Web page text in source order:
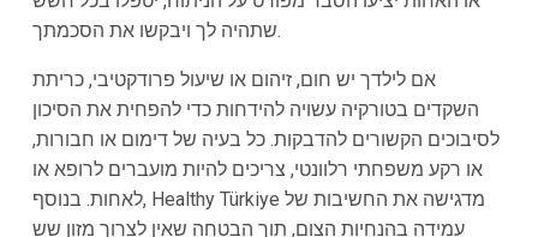
שתהיה לך ויבקשו את הסכמתך.
אם לילדך יש חום, זיהום או שיעול פרודקטיבי, כריתת
השקדים בטורקיה עשויה להידחות כדי להפחית את הסיכון
לסיבוכים הקשורים להדבקות. כל בעיה של דימום או חבורות,
או רקע משפחתי רלוונטי, צריכים להיות מועברים לרופא או
לאחות. בנוסף, Healthy Türkiye מדגישה את החשיבות של
עמידה בהנחיות הצום, תוך הבטחה שאין לצרוך מזון שש